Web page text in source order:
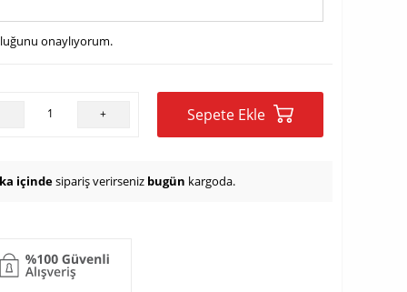
onaylıyorum.
+ Sepete Ekle
içindesipariş verirseniz bugün kargoda.